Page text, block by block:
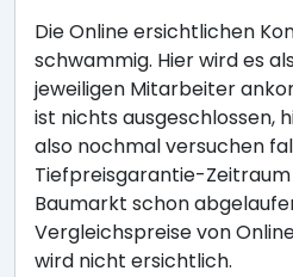
Die Online ersichtlichen
schwammig. Hier wird es
jeweiligen Mitarbeiter
ist nichts ausgeschlossen,
also nochmal versuchen
Tiefpreisgarantie-
Baumarkt schon
Vergleichspreise von
wird nicht ersichtlich.